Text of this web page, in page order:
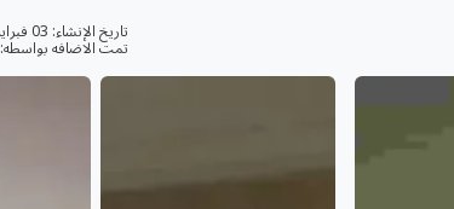
تاريخ الإنشاء:
تمت الاضافه بواسطه: